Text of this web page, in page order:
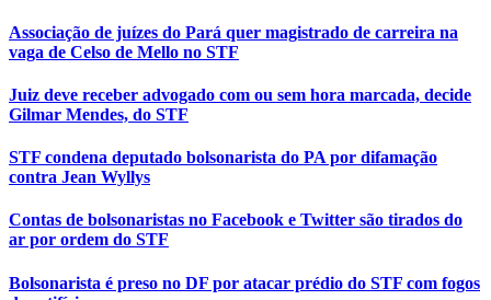
Associação de juízes do Pará quer magistrado de carreira na
vaga de Celso de Mello no STF
Juiz deve receber advogado com ou sem hora marcada, decide
Gilmar Mendes, do STF
STF condena deputado bolsonarista do PA por difamação
contra Jean Wyllys
Contas de bolsonaristas no Facebook e Twitter são tirados do
ar por ordem do STF
Bolsonarista é preso no DF por atacar prédio do STF com fogos